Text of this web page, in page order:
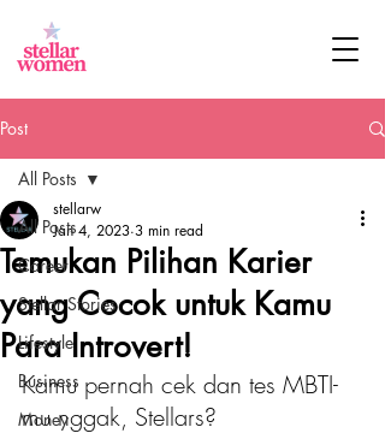
Post
All Posts
Career
Stellar Stories
Lifestyle
Business
Money
All Posts
Temukan Pilihan Karier
yang Cocok untuk Kamu
Para Introvert!
stellarw
Jan 4, 2023 3 min read
Kamu pernah cek dan tes MBTI-
mu nggak, Stellars?